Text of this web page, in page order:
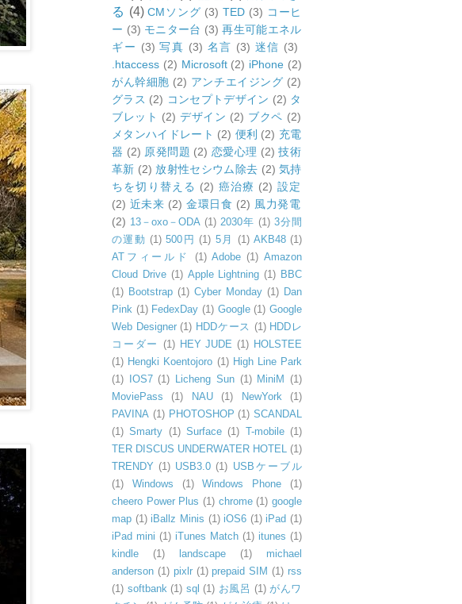
る (4) CMソング (3) TED (3) コーヒ
ー (3) モニター台 (3) 再生可能エネル
ギー (3) 写真 (3) 名言 (3) 迷信 (3)
.htaccess (2) Microsoft (2) iPhone (2)
がん幹細胞 (2) アンチエイジング (2)
グラス (2) コンセプトデザイン (2) タ
ブレット (2) デザイン (2) ブクペ (2)
メタンハイドレート (2) 便利 (2) 充電
器 (2) 原発問題 (2) 恋愛心理 (2) 技術
革新 (2) 放射性セシウム除去 (2) 気持
ちを切り替える (2) 癌治療 (2) 設定
(2) 近未来 (2) 金環日食 (2) 風力発電
(2) 13－oxo－ODA (1) 2030年 (1) 3分間
の運動 (1) 500円 (1) 5月 (1) AKB48 (1)
ATフィールド
(1) Adobe (1) Amazon
Cloud Drive (1) Apple Lightning (1) BBC
(1) Bootstrap (1) Cyber Monday (1) Dan
Pink (1) FedexDay (1) Google (1) Google
Web Designer (1) HDDケース (1) HDDレ
コーダー
(1) HEY JUDE (1) HOLSTEE
(1) Hengki Koentojoro (1) High Line Park
(1)
IOS7 (1) Licheng Sun (1) MiniM
(1)
MoviePass
(1) NAU (1) NewYork
(1)
PAVINA (1) PHOTOSHOP (1) SCANDAL
(1) Smarty (1) Surface (1) T-mobile (1)
TER DISCUS UNDERWATER HOTEL (1)
TRENDY (1) USB3.0 (1) USBケーブル
(1)
Windows (1) Windows Phone
(1)
cheero Power Plus (1) chrome (1) google
map (1) iBallz Minis (1) iOS6 (1) iPad (1)
iPad mini (1) iTunes Match (1) itunes (1)
kindle
(1) landscape (1)
michael
anderson (1) pixlr (1) prepaid SIM (1) rss
(1) softbank (1) sql (1) お風呂 (1) がんワ